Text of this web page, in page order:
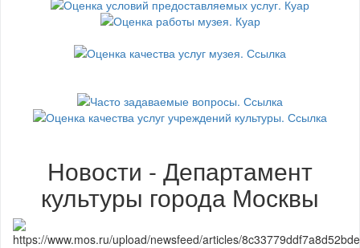
Новости - Департамент
культуры города Москвы